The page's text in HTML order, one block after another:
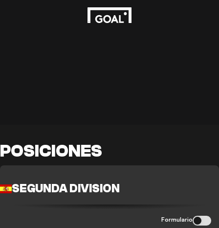
POSICIONES
SEGUNDA DIVISION
Formulario